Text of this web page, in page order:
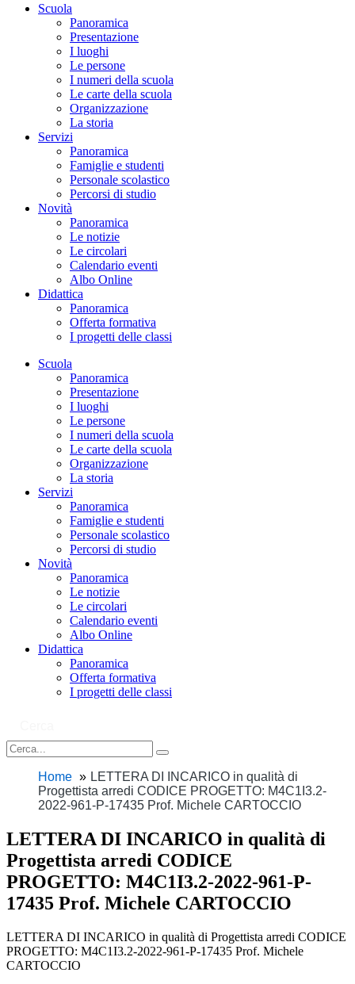
Scuola
Panoramica
Presentazione
I luoghi
Le persone
I numeri della scuola
Le carte della scuola
Organizzazione
La storia
Servizi
Panoramica
Famiglie e studenti
Personale scolastico
Percorsi di studio
Novità
Panoramica
Le notizie
Le circolari
Calendario eventi
Albo Online
Didattica
Panoramica
Offerta formativa
I progetti delle classi
Scuola
Panoramica
Presentazione
I luoghi
Le persone
I numeri della scuola
Le carte della scuola
Organizzazione
La storia
Servizi
Panoramica
Famiglie e studenti
Personale scolastico
Percorsi di studio
Novità
Panoramica
Le notizie
Le circolari
Calendario eventi
Albo Online
Didattica
Panoramica
Offerta formativa
I progetti delle classi
Home
LETTERA DI INCARICO in qualità di
Progettista arredi CODICE PROGETTO: M4C1I3.2-
2022-961-P-17435 Prof. Michele CARTOCCIO
LETTERA DI INCARICO in qualità di
Progettista arredi CODICE
PROGETTO: M4C1I3.2-2022-961-P-
17435 Prof. Michele CARTOCCIO
LETTERA DI INCARICO in qualità di Progettista arredi CODICE
PROGETTO: M4C1I3.2-2022-961-P-17435 Prof. Michele
CARTOCCIO